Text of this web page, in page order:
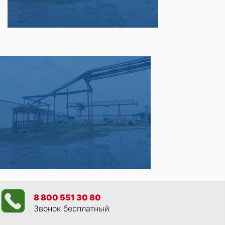
8 800 551 30 80
Звонок бесплатный